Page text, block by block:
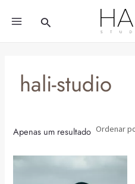
Search
hali-studio
Apenas um resultado